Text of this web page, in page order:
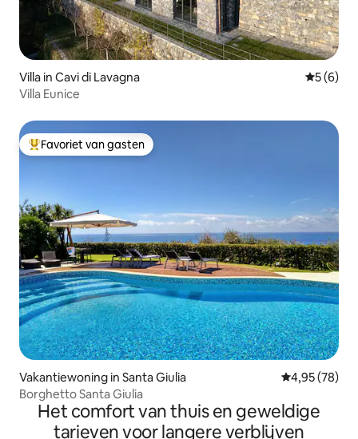
Villa in Cavi di Lavagna
5 (6)
Villa Eunice
Topfavoriet van gasten
Favoriet van gasten
Vakantiewoning in Santa Giulia Gemiddelde
4,95 (78)
Borghetto Santa Giulia
Het comfort van thuis en geweldige
tarieven voor langere verblijven